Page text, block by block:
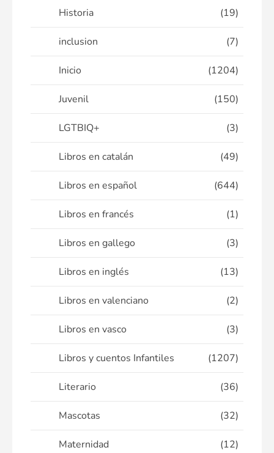
Historia (19)
inclusion (7)
Inicio (1204)
Juvenil (150)
LGTBIQ+ (3)
Libros en catalán (49)
Libros en español (644)
Libros en francés (1)
Libros en gallego (3)
Libros en inglés (13)
Libros en valenciano (2)
Libros en vasco (3)
Libros y cuentos Infantiles (1207)
Literario (36)
Mascotas (32)
Maternidad (12)